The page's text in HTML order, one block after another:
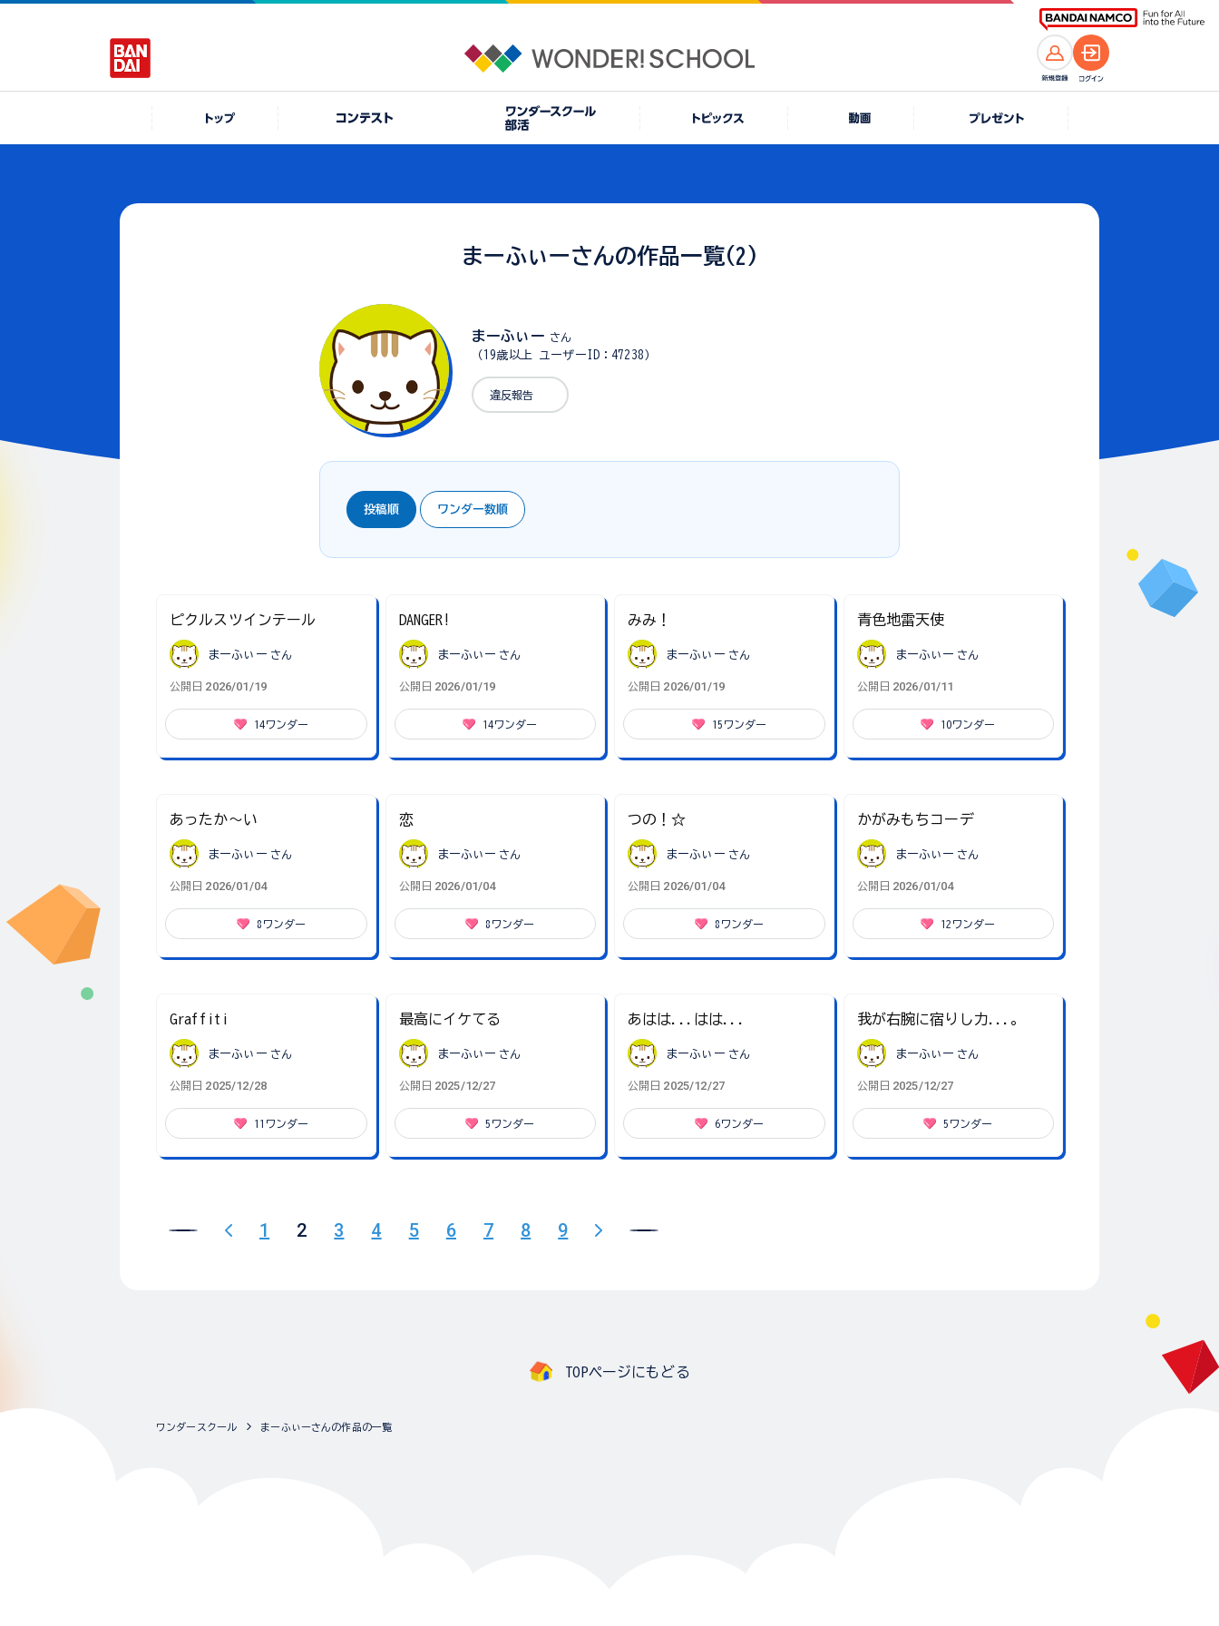
まーふぃーさんの作品一覧(2)
まーふぃー さん
（19歳以上 ユーザーID：47238）
違反報告
投稿順 ワンダー数順
ピクルスツインテール
まーふぃー さん
公開日 2026/01/19
14ワンダー
DANGER!
まーふぃー さん
公開日 2026/01/19
14ワンダー
みみ！
まーふぃー さん
公開日 2026/01/19
15 ワンダー
青色地雷天使
まーふぃー さん
公開日 2026/01/11
10ワンダー
あったか～い
まーふぃー さん
公開日 2026/01/04
8 ワンダー
恋
まーふぃー さん
公開日 2026/01/04
8 ワンダー
つの！☆
まーふぃー さん
公開日 2026/01/04
8 ワンダー
かがみもちコーデ
まーふぃー さん
公開日 2026/01/04
12 ワンダー
Graffiti
まーふぃー さん
公開日 2025/12/28
11 ワンダー
最高にイケてる
まーふぃー さん
公開日 2025/12/27
5 ワンダー
あはは...はは...
まーふぃー さん
公開日 2025/12/27
6ワンダー
我が右腕に宿りし力...。
まーふぃー さん
公開日 2025/12/27
5 ワンダー
1 2 3 4 5 6 7 8 9
TOPページにもどる
ワンダースクール まーふぃーさんの作品の一覧